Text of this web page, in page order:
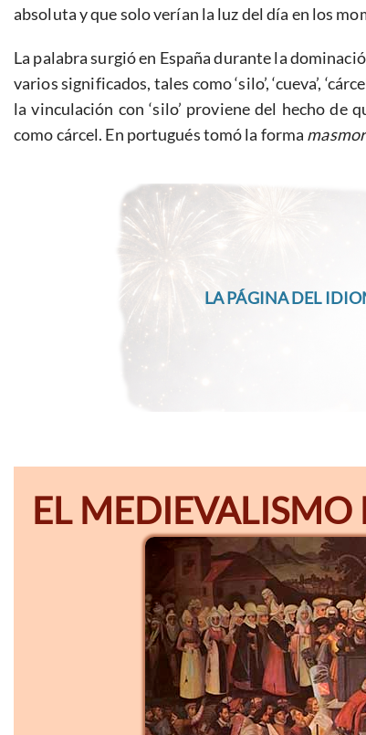
absoluta y que solo verían la luz del día en los
La palabra surgió en España durante la
varios significados, tales como ‘silo’, ‘cueva’,
la vinculación con ‘silo’ proviene del hecho de
como cárcel. En portugués tomó la forma
LA PÁGINA DEL
EL MEDIEVALISMO